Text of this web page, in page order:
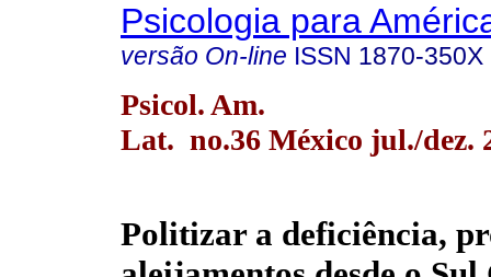
Psicologia para
versão On-line ISSN 1870-350X
Psicol. Am.
Lat. no.36 México jul./dez.
Politizar a deficiência,